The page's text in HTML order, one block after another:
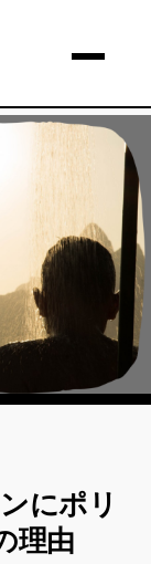
にポリ
理由